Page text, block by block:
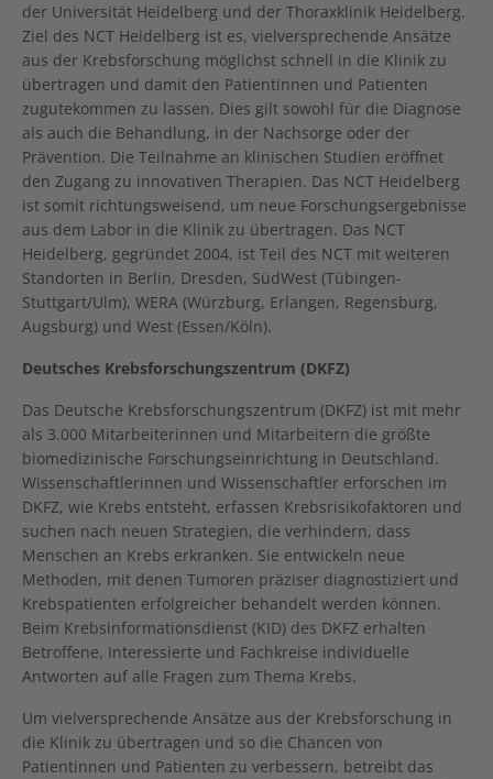
der Universität Heidelberg und der Thoraxklinik Heidelberg.
Ziel des NCT Heidelberg ist es, vielversprechende Ansätze
aus der Krebsforschung möglichst schnell in die Klinik zu
übertragen und damit den Patientinnen und Patienten
zugutekommen zu lassen. Dies gilt sowohl für die Diagnose
als auch die Behandlung, in der Nachsorge oder der
Prävention. Die Teilnahme an klinischen Studien eröffnet
den Zugang zu innovativen Therapien. Das NCT Heidelberg
ist somit richtungsweisend, um neue Forschungsergebnisse
aus dem Labor in die Klinik zu übertragen. Das NCT
Heidelberg, gegründet 2004, ist Teil des NCT mit weiteren
Standorten in Berlin, Dresden, SüdWest (Tübingen-
Stuttgart/Ulm), WERA (Würzburg, Erlangen, Regensburg,
Augsburg) und West (Essen/Köln).
Deutsches Krebsforschungszentrum (DKFZ)
Das Deutsche Krebsforschungszentrum (DKFZ) ist mit mehr
als 3.000 Mitarbeiterinnen und Mitarbeitern die größte
biomedizinische Forschungseinrichtung in Deutschland.
Wissenschaftlerinnen und Wissenschaftler erforschen im
DKFZ, wie Krebs entsteht, erfassen Krebsrisikofaktoren und
suchen nach neuen Strategien, die verhindern, dass
Menschen an Krebs erkranken. Sie entwickeln neue
Methoden, mit denen Tumoren präziser diagnostiziert und
Krebspatienten erfolgreicher behandelt werden können.
Beim Krebsinformationsdienst (KID) des DKFZ erhalten
Betroffene, Interessierte und Fachkreise individuelle
Antworten auf alle Fragen zum Thema Krebs.
Um vielversprechende Ansätze aus der Krebsforschung in
die Klinik zu übertragen und so die Chancen von
Patientinnen und Patienten zu verbessern, betreibt das